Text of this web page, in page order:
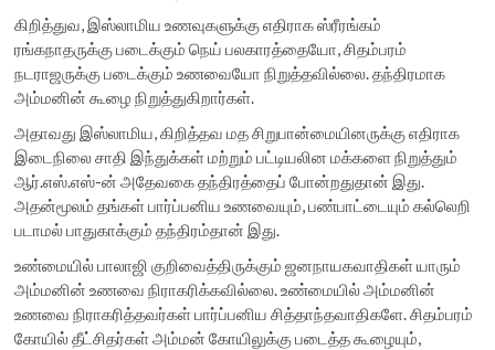
கிறித்துவ, இஸ்லாமிய உணவுகளுக்கு எதிராக ஸ்ரீரங்கம்
ரங்கநாதருக்கு படைக்கும் நெய் பலகாரத்தையோ, சிதம்பரம்
நடராஜருக்கு படைக்கும் உணவையோ நிறுத்தவில்லை. தந்திரமாக
அம்மனின் கூழை நிறுத்துகிறார்கள்.
அதாவது இஸ்லாமிய, கிறித்தவ மத சிறுபான்மையினருக்கு எதிராக
இடைநிலை சாதி இந்துக்கள் மற்றும் பட்டியலின மக்களை நிறுத்தும்
ஆர்.எஸ்.எஸ்-ன் அதேவகை தந்திரத்தைப் போன்றதுதான் இது.
அதன்மூலம் தங்கள் பார்ப்பனிய உணவையும், பண்பாட்டையும் கல்லெறி
படாமல் பாதுகாக்கும் தந்திரம்தான் இது.
உண்மையில் பாலாஜி குறிவைத்திருக்கும் ஜனநாயகவாதிகள் யாரும்
அம்மனின் உணவை நிராகரிக்கவில்லை. உண்மையில் அம்மனின்
உணவை நிராகரித்தவர்கள் பார்ப்பனிய சித்தாந்தவாதிகளே. சிதம்பரம்
கோயில் தீட்சிதர்கள் அம்மன் கோயிலுக்கு படைத்த கூழையும்,